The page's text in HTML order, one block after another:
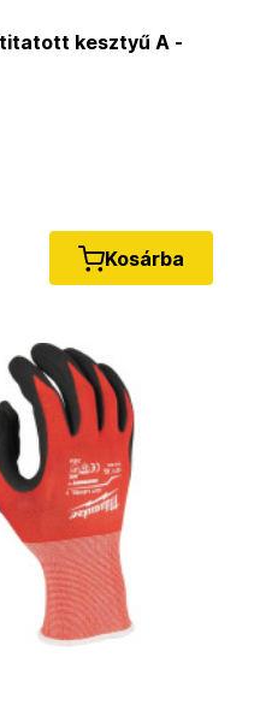
kesztyű A -
Kosárba